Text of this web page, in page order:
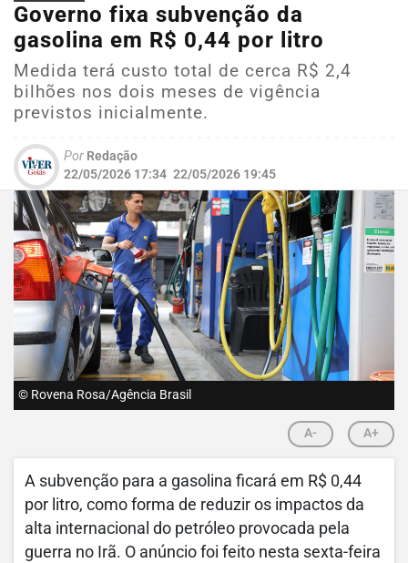
Governo fixa subvenção da
gasolina em R$ 0,44 por litro
Medida terá custo total de cerca R$ 2,4
bilhões nos dois meses de vigência
previstos inicialmente.
Por Redação
22/05/2026 17:34 22/05/2026 19:45
© Rovena Rosa/Agência Brasil
A- A+
A subvenção para a gasolina ficará em R$ 0,44
por litro, como forma de reduzir os impactos da
alta internacional do petróleo provocada pela
guerra no Irã. O anúncio foi feito nesta sexta-feira